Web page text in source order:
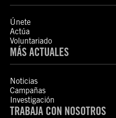
Únete
Actúa
Voluntariado
MÁS ACTUALES
Noticias
Campañas
Investigación
TRABAJA CON NOSOTROS